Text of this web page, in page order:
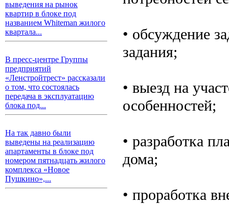
выведения на рынок
квартир в блоке под
названием Whiteman жилого
квартала...
В пресс-центре Группы
предприятий
«Ленстройтрест» рассказали
о том, что состоялась
передача в эксплуатацию
блока под...
На так давно были
выведены на реализацию
апартаменты в блоке под
номером пятнадцать жилого
комплекса «Новое
Пушкино»,...
• обсуждение
задания;
• выезд на
особенностей;
• разработка
дома;
• проработка